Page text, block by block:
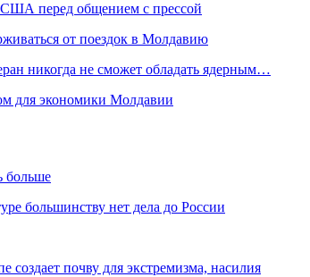
США перед общением с прессой
от поездок в Молдавию
никогда не сможет обладать ядерным…
для экономики Молдавии
больше
большинству нет дела до России
почву для экстремизма, насилия